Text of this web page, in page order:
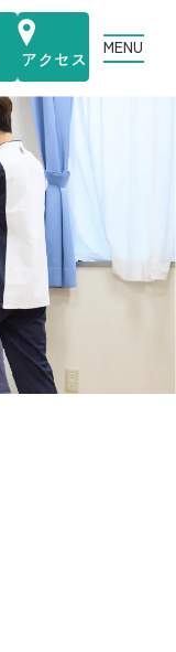
アクセス
MENU